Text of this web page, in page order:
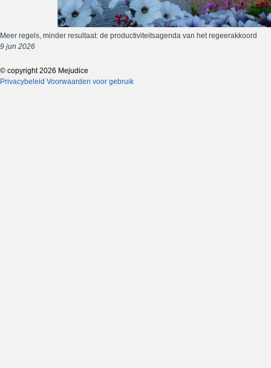
Meer regels, minder resultaat: de productiviteitsagenda van het regeerakkoord
9 jun 2026
© copyright 2026 Mejudice
Privacybeleid Voorwaarden voor gebruik